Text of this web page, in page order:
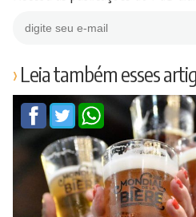
Leia também esses